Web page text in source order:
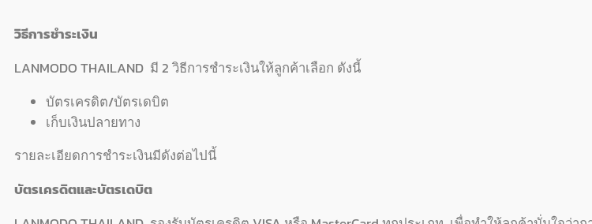
วิธีการชำระเงิน
LANMODO THAILAND มี 2 วิธีการชำระเงินให้ลูกค้าเลือก ดังนี้
บัตรเครดิต/บัตรเดบิต
เก็บเงินปลายทาง
รายละเอียดการชำระเงินมีดังต่อไปนี้
บัตรเครดิตและบัตรเดบิต